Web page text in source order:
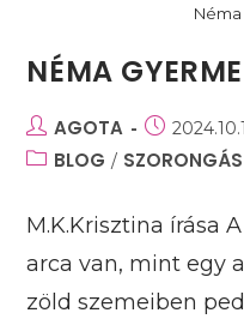
NÉMA
Post
author:
AGOTA
Post
published:
PostBLOG /
M.K.Krisztina írása
arca van, mint egy
zöld szemeiben